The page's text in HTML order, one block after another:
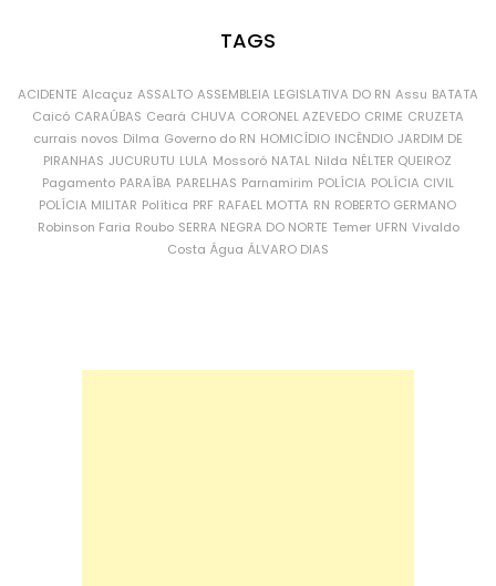
TAGS
ACIDENTE Alcaçuz ASSALTO ASSEMBLEIA LEGISLATIVA DO RN Assu BATATA
Caicó CARAÚBAS Ceará CHUVA CORONEL AZEVEDO CRIME CRUZETA
currais novos Dilma Governo do RN HOMICÍDIO INCÊNDIO JARDIM DE
PIRANHAS JUCURUTU LULA Mossoró NATAL Nilda NÉLTER QUEIROZ
Pagamento PARAÍBA PARELHAS Parnamirim POLÍCIA POLÍCIA CIVIL
POLÍCIA MILITAR Política PRF RAFAEL MOTTA RN ROBERTO GERMANO
Robinson Faria Roubo SERRA NEGRA DO NORTE Temer UFRN Vivaldo
Costa Água ÁLVARO DIAS